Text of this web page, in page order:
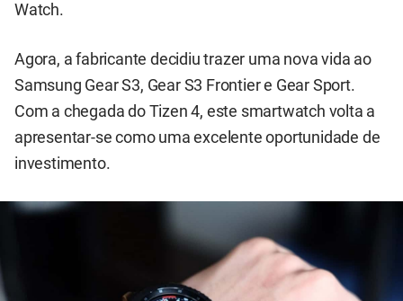
Watch.
Agora, a fabricante decidiu trazer uma nova vida ao
Samsung Gear S3, Gear S3 Frontier e Gear Sport.
Com a chegada do Tizen 4, este smartwatch volta a
apresentar-se como uma excelente oportunidade de
investimento.